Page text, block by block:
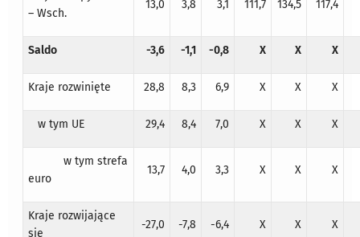
– Wsch.
13,0 3,8 3,1 111,7 134,5 117,4
Saldo -3,6 -1,1 -0,8 X X X
Kraje rozwinięte 28,8 8,3 6,9 X X X
w tym UE 29,4 8,4 7,0 X X X
w tym strefa
euro
13,7 4,0 3,3 X X X
Kraje rozwijające
się
-27,0 -7,8 -6,4 X X X